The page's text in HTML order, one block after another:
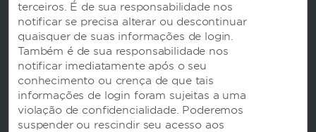
terceiros. É de sua responsabilidade nos
notificar se precisa alterar ou descontinuar
quaisquer de suas informações de login.
Também é de sua responsabilidade nos
notificar imediatamente após o seu
conhecimento ou crença de que tais
informações de login foram sujeitas a uma
violação de confidencialidade. Poderemos
suspender ou rescindir seu acesso aos
Reservas